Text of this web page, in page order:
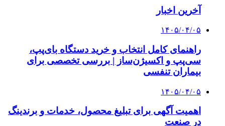
آخرین اخبار
۱۴۰۵/۰۴/۰۵
راهنمای کامل انتخاب و خرید دستگاه بای‌پپ،
سی‌پپ و اکسیژن‌ساز | بررسی تخصصی برای
بیماران تنفسی
۱۴۰۵/۰۴/۰۵
اهمیت آگهی برای تبلیغ محصول، خدمات و برندینگ
در صنعت